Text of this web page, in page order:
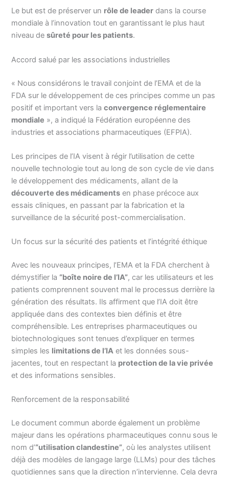
Le but est de préserver un rôle de leader dans la course
mondiale à l’innovation tout en garantissant le plus haut
niveau desûreté pour les patients.
Accord salué par les associations industrielles
« Nous considérons le travail conjoint de l’EMA et de la
FDA sur le développement de ces principes comme un pas
positif et important vers laconvergence réglementaire
mondiale », a indiqué la Fédération européenne des
industries et associations pharmaceutiques (EFPIA).
Les principes de l’IA visent à régir l’utilisation de cette
nouvelle technologie tout au long de son cycle de vie dans
le développement des médicaments, allant de la
découverte des médicaments en phase précoce aux
essais cliniques, en passant par la fabrication et la
surveillance de la sécurité post-commercialisation.
Un focus sur la sécurité des patients et l’intégrité éthique
Avec les nouveaux principes, l’EMA et la FDA cherchent à
démystifier la “boîte noire de l’IA”, car les utilisateurs et les
patients comprennent souvent mal le processus derrière la
génération des résultats. Ils affirment que l’IA doit être
appliquée dans des contextes bien définis et être
compréhensible. Les entreprises pharmaceutiques ou
biotechnologiques sont tenues d’expliquer en termes
simples les limitations de l’IA et les données sous-
jacentes, tout en respectant la protection de la vie privée
et des informations sensibles.
Renforcement de la responsabilité
Le document commun aborde également un problème
majeur dans les opérations pharmaceutiques connu sous le
nom d’“utilisation clandestine”, où les analystes utilisent
déjà des modèles de langage large (LLMs) pour des tâches
quotidiennes sans que la direction n’intervienne. Cela devra